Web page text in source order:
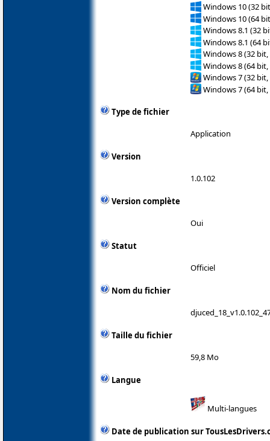
Windows 10 (32
Windows 10 (64
Windows 8.1 (32
Windows 8.1 (64
Windows 8 (32 bit,
Windows 8 (64 bit,
Windows 7 (32 bit,
Windows 7 (64 bit,
Type de fichier
Application
Version
1.0.102
Version complète
Oui
Statut
Officiel
Nom du fichier
Taille du fichier
59,8 Mo
Langue
Multi-langues
Date de publication sur